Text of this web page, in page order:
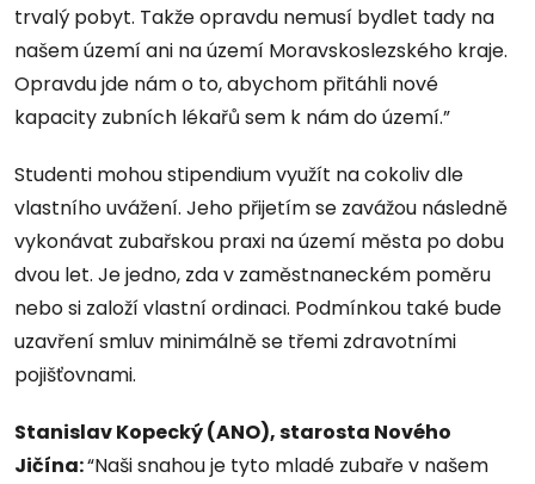
trvalý pobyt. Takže opravdu nemusí bydlet tady na
našem území ani na území Moravskoslezského kraje.
Opravdu jde nám o to, abychom přitáhli nové
kapacity zubních lékařů sem k nám do území.”
Studenti mohou stipendium využít na cokoliv dle
vlastního uvážení. Jeho přijetím se zavážou následně
vykonávat zubařskou praxi na území města po dobu
dvou let. Je jedno, zda v zaměstnaneckém poměru
nebo si založí vlastní ordinaci. Podmínkou také bude
uzavření smluv minimálně se třemi zdravotními
pojišťovnami.
Stanislav Kopecký (ANO), starosta Nového
Jičína:“Naši snahou je tyto mladé zubaře v našem